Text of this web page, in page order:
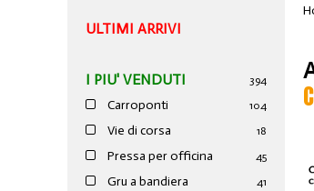
ULTIMI ARRIVI
I PIU' VENDUTI 394
Carroponti 104
Vie di corsa 18
Pressa per officina 45
Gru a bandiera 41